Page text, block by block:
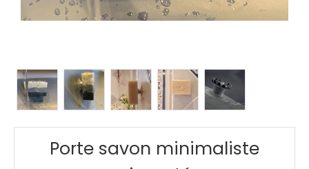
Porte savon minimaliste